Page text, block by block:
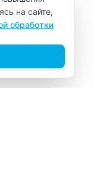
на сайте,
обработки